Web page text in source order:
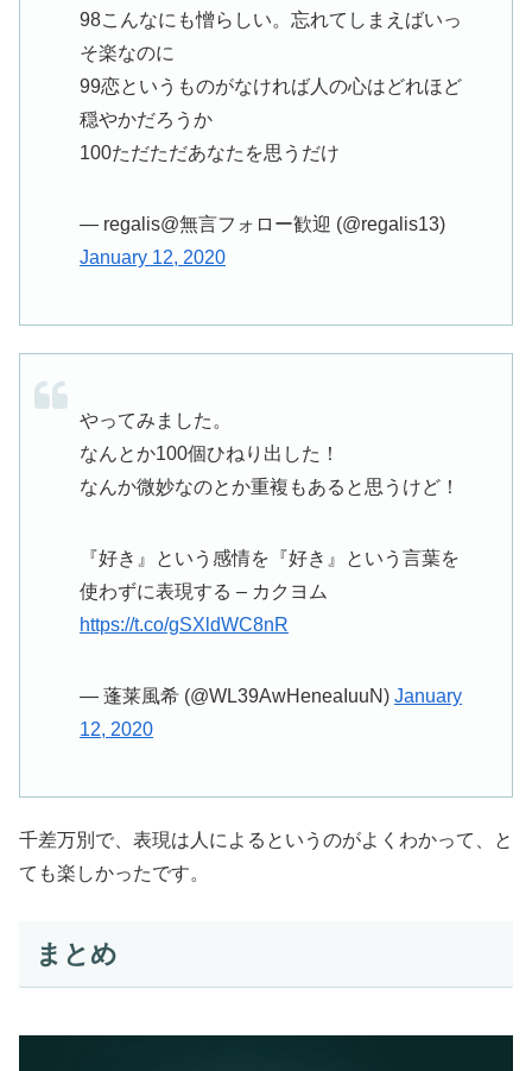
98こんなにも憎らしい。忘れてしまえばいっ
そ楽なのに
99恋というものがなければ人の心はどれほど
穏やかだろうか
100ただただあなたを思うだけ
— regalis@無言フォロー歓迎 (@regalis13)
January 12, 2020
やってみました。
なんとか100個ひねり出した！
なんか微妙なのとか重複もあると思うけど！
『好き』という感情を『好き』という言葉を
使わずに表現する – カクヨム
https://t.co/gSXldWC8nR
— 蓬莱風希 (@WL39AwHeneaIuuN) January
12, 2020
千差万別で、表現は人によるというのがよくわかって、と
ても楽しかったです。
まとめ